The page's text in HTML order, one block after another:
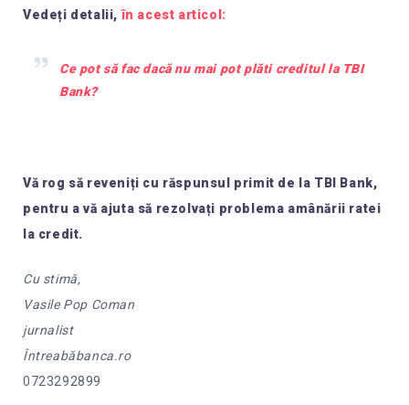
Vedeți detalii, în acest articol:
Ce pot să fac dacă nu mai pot plăti creditul la TBI
Bank?
Vă rog să reveniți cu răspunsul primit de la TBI Bank,
pentru a vă ajuta să rezolvați problema amânării ratei
la credit.
Cu stimă,
Vasile Pop Coman
jurnalist
Întreabăbanca.ro
0723292899